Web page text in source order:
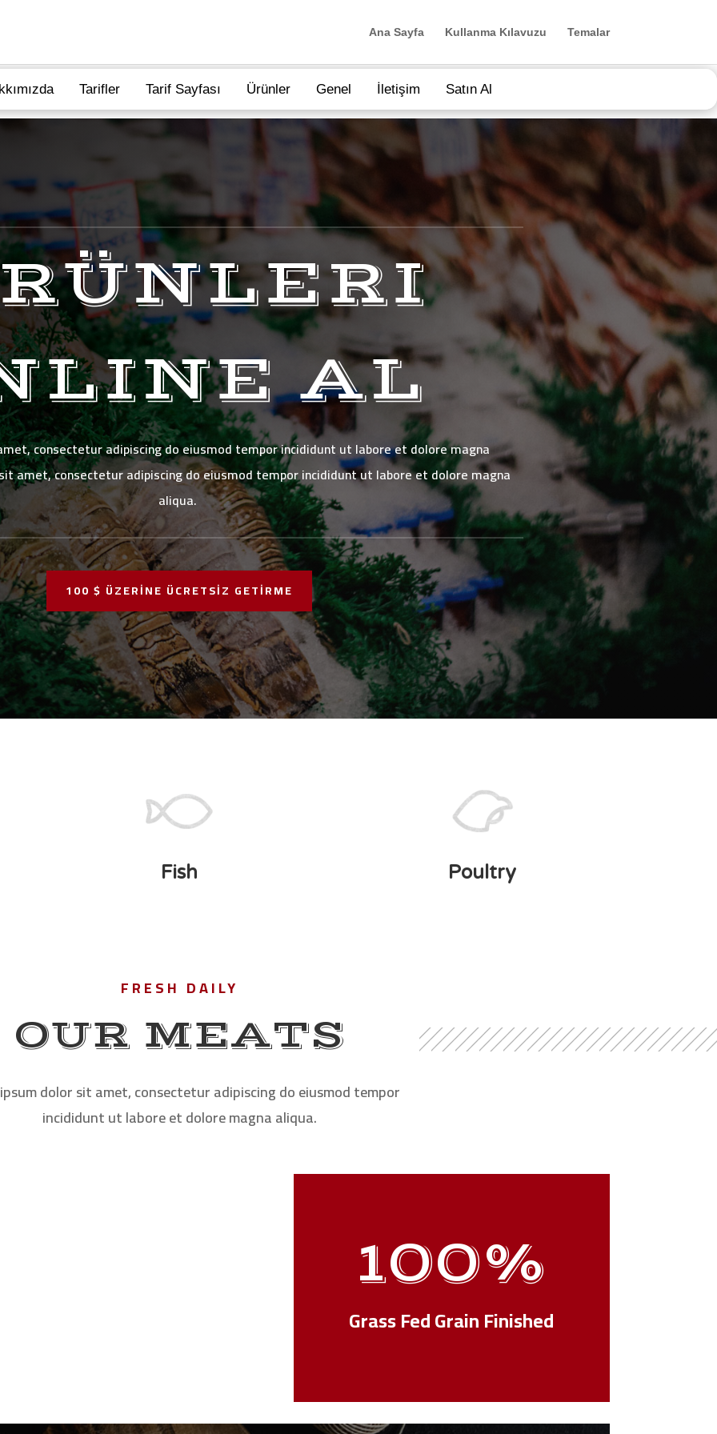
Ana Sayfa Kullanma Kılavuzu Temalar
Tarifler Tarif Sayfası Ürünler Genel İletişim Satın Al
AL
consectetur adipiscing do eiusmod tempor incididunt ut labore et dolore magna
amet, consectetur adipiscing do eiusmod tempor incididunt ut labore et dolore magna
aliqua.
100 $ ÜZERİNE ÜCRETSİZ GETİRME
Fish Poultry
FRESH DAILY
OUR MEATS
dolor sit amet, consectetur adipiscing do eiusmod tempor
incididunt ut labore et dolore magna aliqua.
100%
Grass Fed Grain Finished